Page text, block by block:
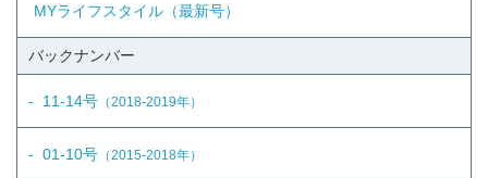
MYライフスタイル（最新号）
バックナンバー
11-14号 （2018-2019年）
01-10号 （2015-2018年）